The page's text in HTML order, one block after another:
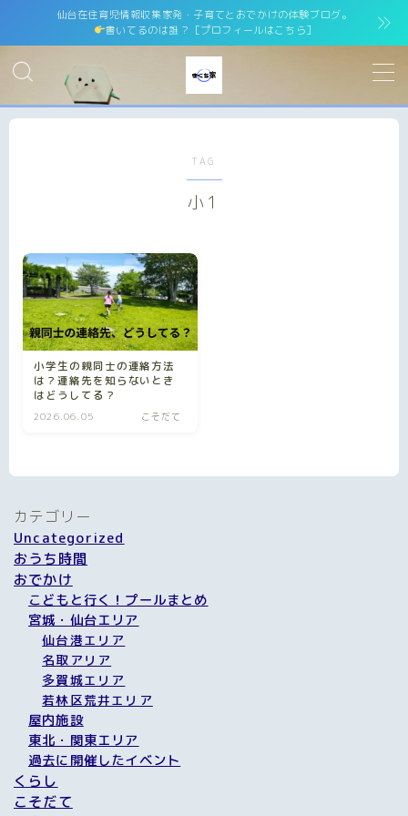
仙台在住育児情報収集家発・子育てとおでかけの体験ブログ。
書いてるのは誰？［プロフィールはこちら］
MENU
プライバシーポリシー Privacy Policy
免責事項
お問い合わせ contact
TAG
小1
小学生の親同士の連絡方法
は？連絡先を知らないとき
はどうしてる？
2026.06.05 こそだて
カテゴリー
Uncategorized
おうち時間
おでかけ
こどもと行く！プールまとめ
宮城・仙台エリア
仙台港エリア
名取アリア
多賀城エリア
若林区荒井エリア
屋内施設
東北・関東エリア
過去に開催したイベント
くらし
こそだて